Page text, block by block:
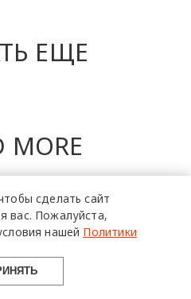
ЕЩЕ
MORE
специалистов читают
про дизайн
и архитектуру
в Telegram канале
сделать сайт
вас. Пожалуйста,
нашей Политики